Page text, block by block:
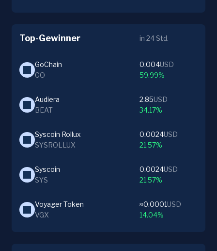
Top-Gewinner in 24 Std.
GoChain
GO
0.004USD
59.99%
Audiera
BEAT
2.85USD
34.17%
Syscoin Rollux
SYSROLLUX
0.0024USD
21.57%
Syscoin
SYS
0.0024USD
21.57%
Voyager Token
VGX
≈0.0001USD
14.04%